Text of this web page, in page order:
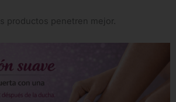
productos penetren mejor.